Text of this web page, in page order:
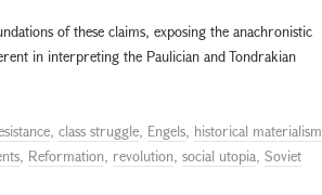
of these claims, exposing the anachronistic
in interpreting the Paulician and Tondrakian
, class struggle, Engels, historical materialism
, Reformation, revolution, social utopia, Soviet